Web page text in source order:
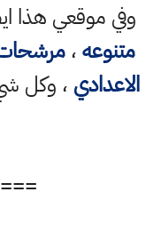
وفي موقعي هذا
متنوعه،
الاعدادي ، وكل